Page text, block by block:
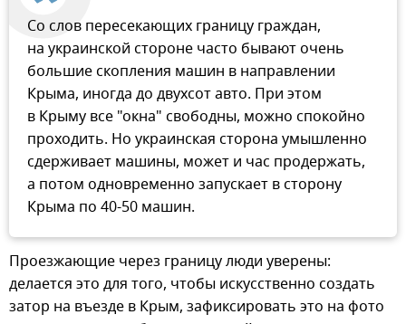
Со слов пересекающих границу граждан,
на украинской стороне часто бывают очень
большие скопления машин в направлении
Крыма, иногда до двухсот авто. При этом
в Крыму все "окна" свободны, можно спокойно
проходить. Но украинская сторона умышленно
сдерживает машины, может и час продержать,
а потом одновременно запускает в сторону
Крыма по 40-50 машин.
Проезжающие через границу люди уверены:
делается это для того, чтобы искусственно создать
затор на въезде в Крым, зафиксировать это на фото